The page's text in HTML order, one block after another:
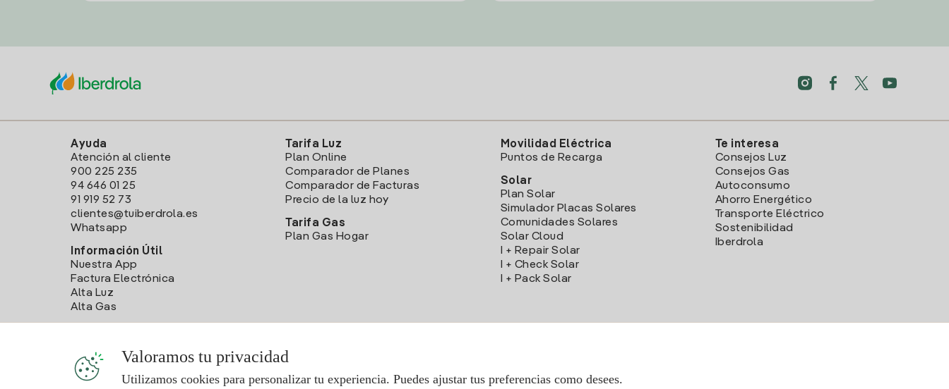
Ayuda
Atención al cliente
900 225 235
94 646 01 25
91 919 52 73
clientes@tuiberdrola.es
Whatsapp
Información Útil
Nuestra App
Factura Electrónica
Alta Luz
Alta Gas
Tarifa Luz
Plan Online
Comparador de Planes
Comparador de Facturas
Precio de la luz hoy
Tarifa Gas
Plan Gas Hogar
Movilidad Eléctrica
Puntos de Recarga
Solar
Plan Solar
Simulador Placas Solares
Comunidades Solares
Solar Cloud
I + Repair Solar
I + Check Solar
I + Pack Solar
Te interesa
Consejos Luz
Consejos Gas
Autoconsumo
Ahorro Energético
Transporte Eléctrico
Sostenibilidad
Iberdrola
Valoramos tu privacidad
Utilizamos cookies para personalizar tu experiencia. Puedes ajustar tus preferencias como desees.